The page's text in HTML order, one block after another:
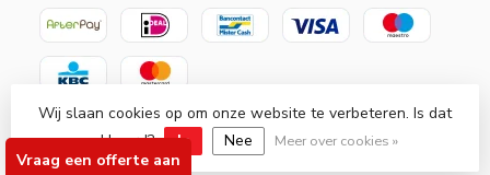
Vraag een offerte aan
© Copyright 2026 Gaslooswonen .nl - Grootste in elektrische
verwarming Officiële Quality Heating
Wij slaan cookies op om onze website te verbeteren. Is dat
akkoord?
Ja Nee Meer over cookies »